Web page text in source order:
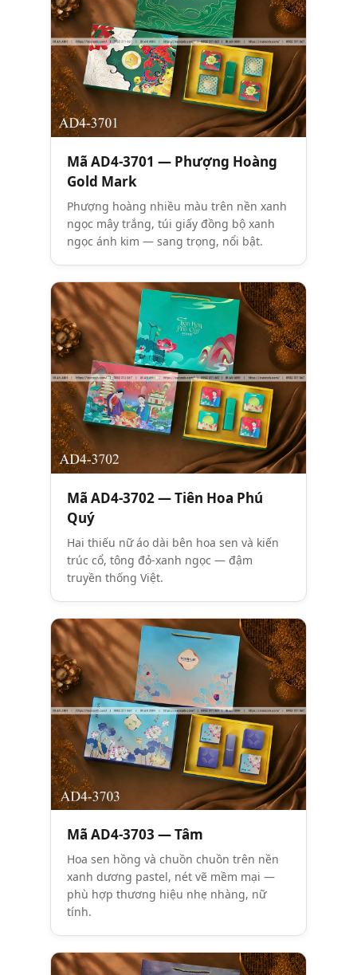
Mã AD4-3701 — Phượng Hoàng
Gold Mark
Phượng hoàng nhiều màu trên nền xanh
ngọc mây trắng, túi giấy đồng bộ xanh
ngọc ánh kim — sang trọng, nổi bật.
Mã AD4-3702 — Tiên Hoa Phú
Quý
Hai thiếu nữ áo dài bên hoa sen và kiến
trúc cổ, tông đỏ-xanh ngọc — đậm
truyền thống Việt.
Mã AD4-3703 — Tâm
Hoa sen hồng và chuồn chuồn trên nền
xanh dương pastel, nét vẽ mềm mại —
phù hợp thương hiệu nhẹ nhàng, nữ
tính.